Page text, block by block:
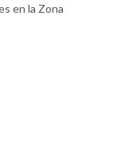
en la Zona